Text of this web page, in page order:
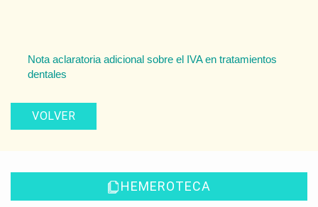
Nota aclaratoria adicional sobre el IVA en tratamientos
dentales
VOLVER
HEMEROTECA